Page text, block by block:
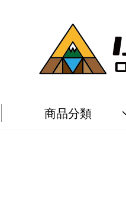
商品分類